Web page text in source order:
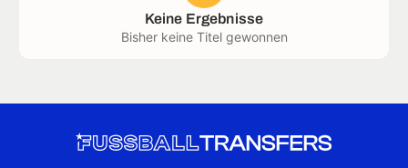
Keine Ergebnisse
Bisher keine Titel gewonnen